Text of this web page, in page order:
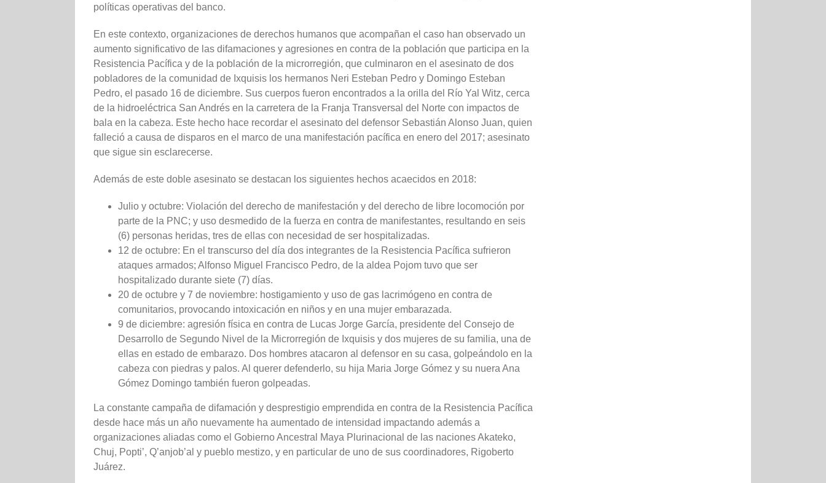
políticas operativas del banco.
En este contexto, organizaciones de derechos humanos que acompañan el caso han observado un
aumento significativo de las difamaciones y agresiones en contra de la población que participa en la
Resistencia Pacífica y de la población de la microrregión, que culminaron en el asesinato de dos
pobladores de la comunidad de Ixquisis los hermanos Neri Esteban Pedro y Domingo Esteban
Pedro, el pasado 16 de diciembre. Sus cuerpos fueron encontrados a la orilla del Río Yal Witz, cerca
de la hidroeléctrica San Andrés en la carretera de la Franja Transversal del Norte con impactos de
bala en la cabeza. Este hecho hace recordar el asesinato del defensor Sebastián Alonso Juan, quien
falleció a causa de disparos en el marco de una manifestación pacífica en enero del 2017; asesinato
que sigue sin esclarecerse.
Además de este doble asesinato se destacan los siguientes hechos acaecidos en 2018:
Julio y octubre: Violación del derecho de manifestación y del derecho de libre locomoción por
parte de la PNC; y uso desmedido de la fuerza en contra de manifestantes, resultando en seis
(6) personas heridas, tres de ellas con necesidad de ser hospitalizadas.
12 de octubre: En el transcurso del día dos integrantes de la Resistencia Pacífica sufrieron
ataques armados; Alfonso Miguel Francisco Pedro, de la aldea Pojom tuvo que ser
hospitalizado durante siete (7) días.
20 de octubre y 7 de noviembre: hostigamiento y uso de gas lacrimógeno en contra de
comunitarios, provocando intoxicación en niños y en una mujer embarazada.
9 de diciembre: agresión física en contra de Lucas Jorge García, presidente del Consejo de
Desarrollo de Segundo Nivel de la Microrregión de Ixquisis y dos mujeres de su familia, una de
ellas en estado de embarazo. Dos hombres atacaron al defensor en su casa, golpeándolo en la
cabeza con piedras y palos. Al querer defenderlo, su hija Maria Jorge Gómez y su nuera Ana
Gómez Domingo también fueron golpeadas.
La constante campaña de difamación y desprestigio emprendida en contra de la Resistencia Pacífica
desde hace más un año nuevamente ha aumentado de intensidad impactando además a
organizaciones aliadas como el Gobierno Ancestral Maya Plurinacional de las naciones Akateko,
Chuj, Popti’, Q’anjob’al y pueblo mestizo, y en particular de uno de sus coordinadores, Rigoberto
Juárez.